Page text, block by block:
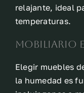
relajante, ideal
temperaturas.
Mobiliario
Elegir muebles
la humedad es